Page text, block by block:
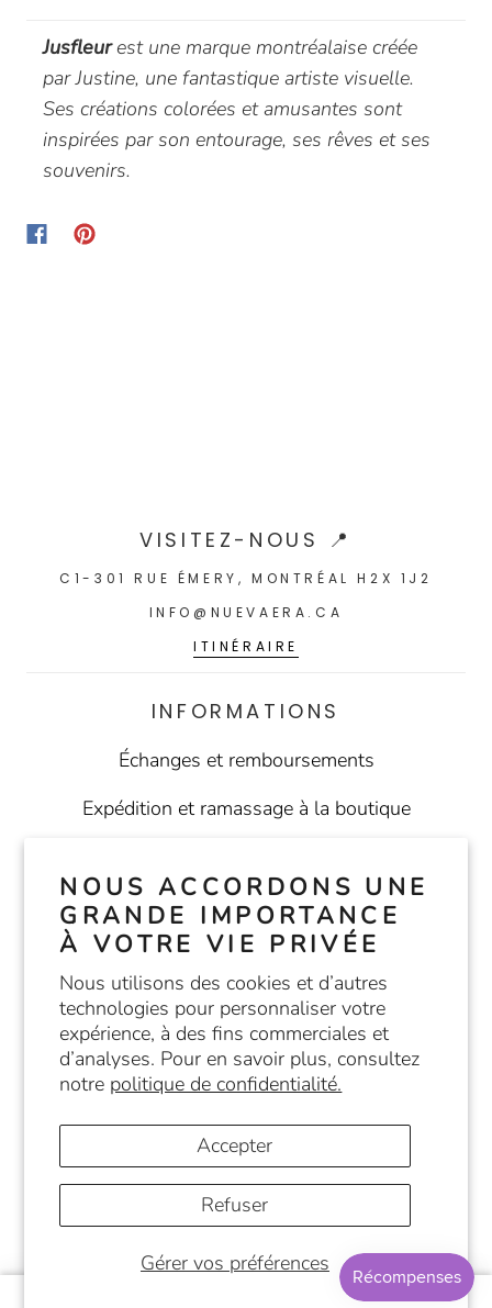
NOUS ACCORDONS UNE
GRANDE IMPORTANCE
À VOTRE VIE PRIVÉE
Nous utilisons des cookies et d’autres
technologies pour personnaliser votre
expérience, à des fins commerciales et
d’analyses. Pour en savoir plus, consultez
notre politique de confidentialité.
Gérer vos préférences
Accepter
Refuser
Jusfleurest une marque montréalaise créée
par Justine, une fantastique artiste visuelle.
Ses créations colorées et amusantes sont
inspirées par son entourage, ses rêves et ses
souvenirs.
VISITEZ-NOUS 📍
C1-301 RUE ÉMERY, MONTRÉAL H2X 1J2
INFO@NUEVAERA.CA
ITINÉRAIRE
INFORMATIONS
Échanges et remboursements
Expédition et ramassage à la boutique
Politique de confidentialité
SUIVEZ-NOUS
© 2026Papeterie Café Nueva Era